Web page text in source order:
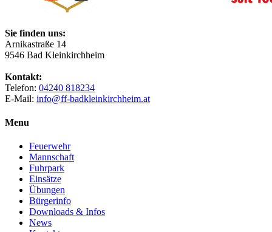
Sie finden uns:
Arnikastraße 14
9546 Bad Kleinkirchheim
Kontakt:
Telefon: 04240 818234
E-Mail: info@ff-badkleinkirchheim.at
Menu
Feuerwehr
Mannschaft
Fuhrpark
Einsätze
Übungen
Bürgerinfo
Downloads & Infos
News